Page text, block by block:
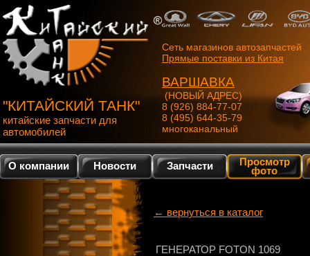
"КИТАЙСКИЙ ТАНК"
китайские запчасти для
автомобилей
Сеть магазинов автозапчастей
Прямые поставки из Китая
ВАРШАВКА
(НОВЫЙ АДРЕС)
8 (926) 884-77-07
8 (495) 644-35-79
многоканальный
О компании Новости Запчасти Просмотр
фото
← вернуться в каталог
ГЕНЕРАТОР FOTON 1069